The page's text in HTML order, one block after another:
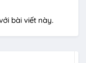
bài viết này.